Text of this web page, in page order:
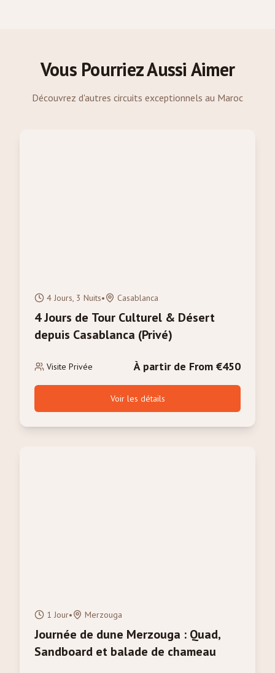
Vous Pourriez Aussi Aimer
Découvrez d'autres circuits exceptionnels au Maroc
4 Jours, 3 Nuits• Casablanca
4 Jours de Tour Culturel & Désert
depuis Casablanca (Privé)
Visite Privée À partir de From €450
Voir les détails
1 Jour• Merzouga
Journée de dune Merzouga : Quad,
Sandboard et balade de chameau